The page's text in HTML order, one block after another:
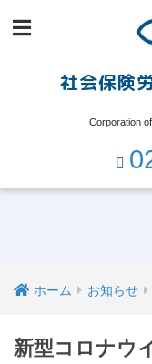
社会保険
Corporation
ホーム お知らせ
新型コロナウ